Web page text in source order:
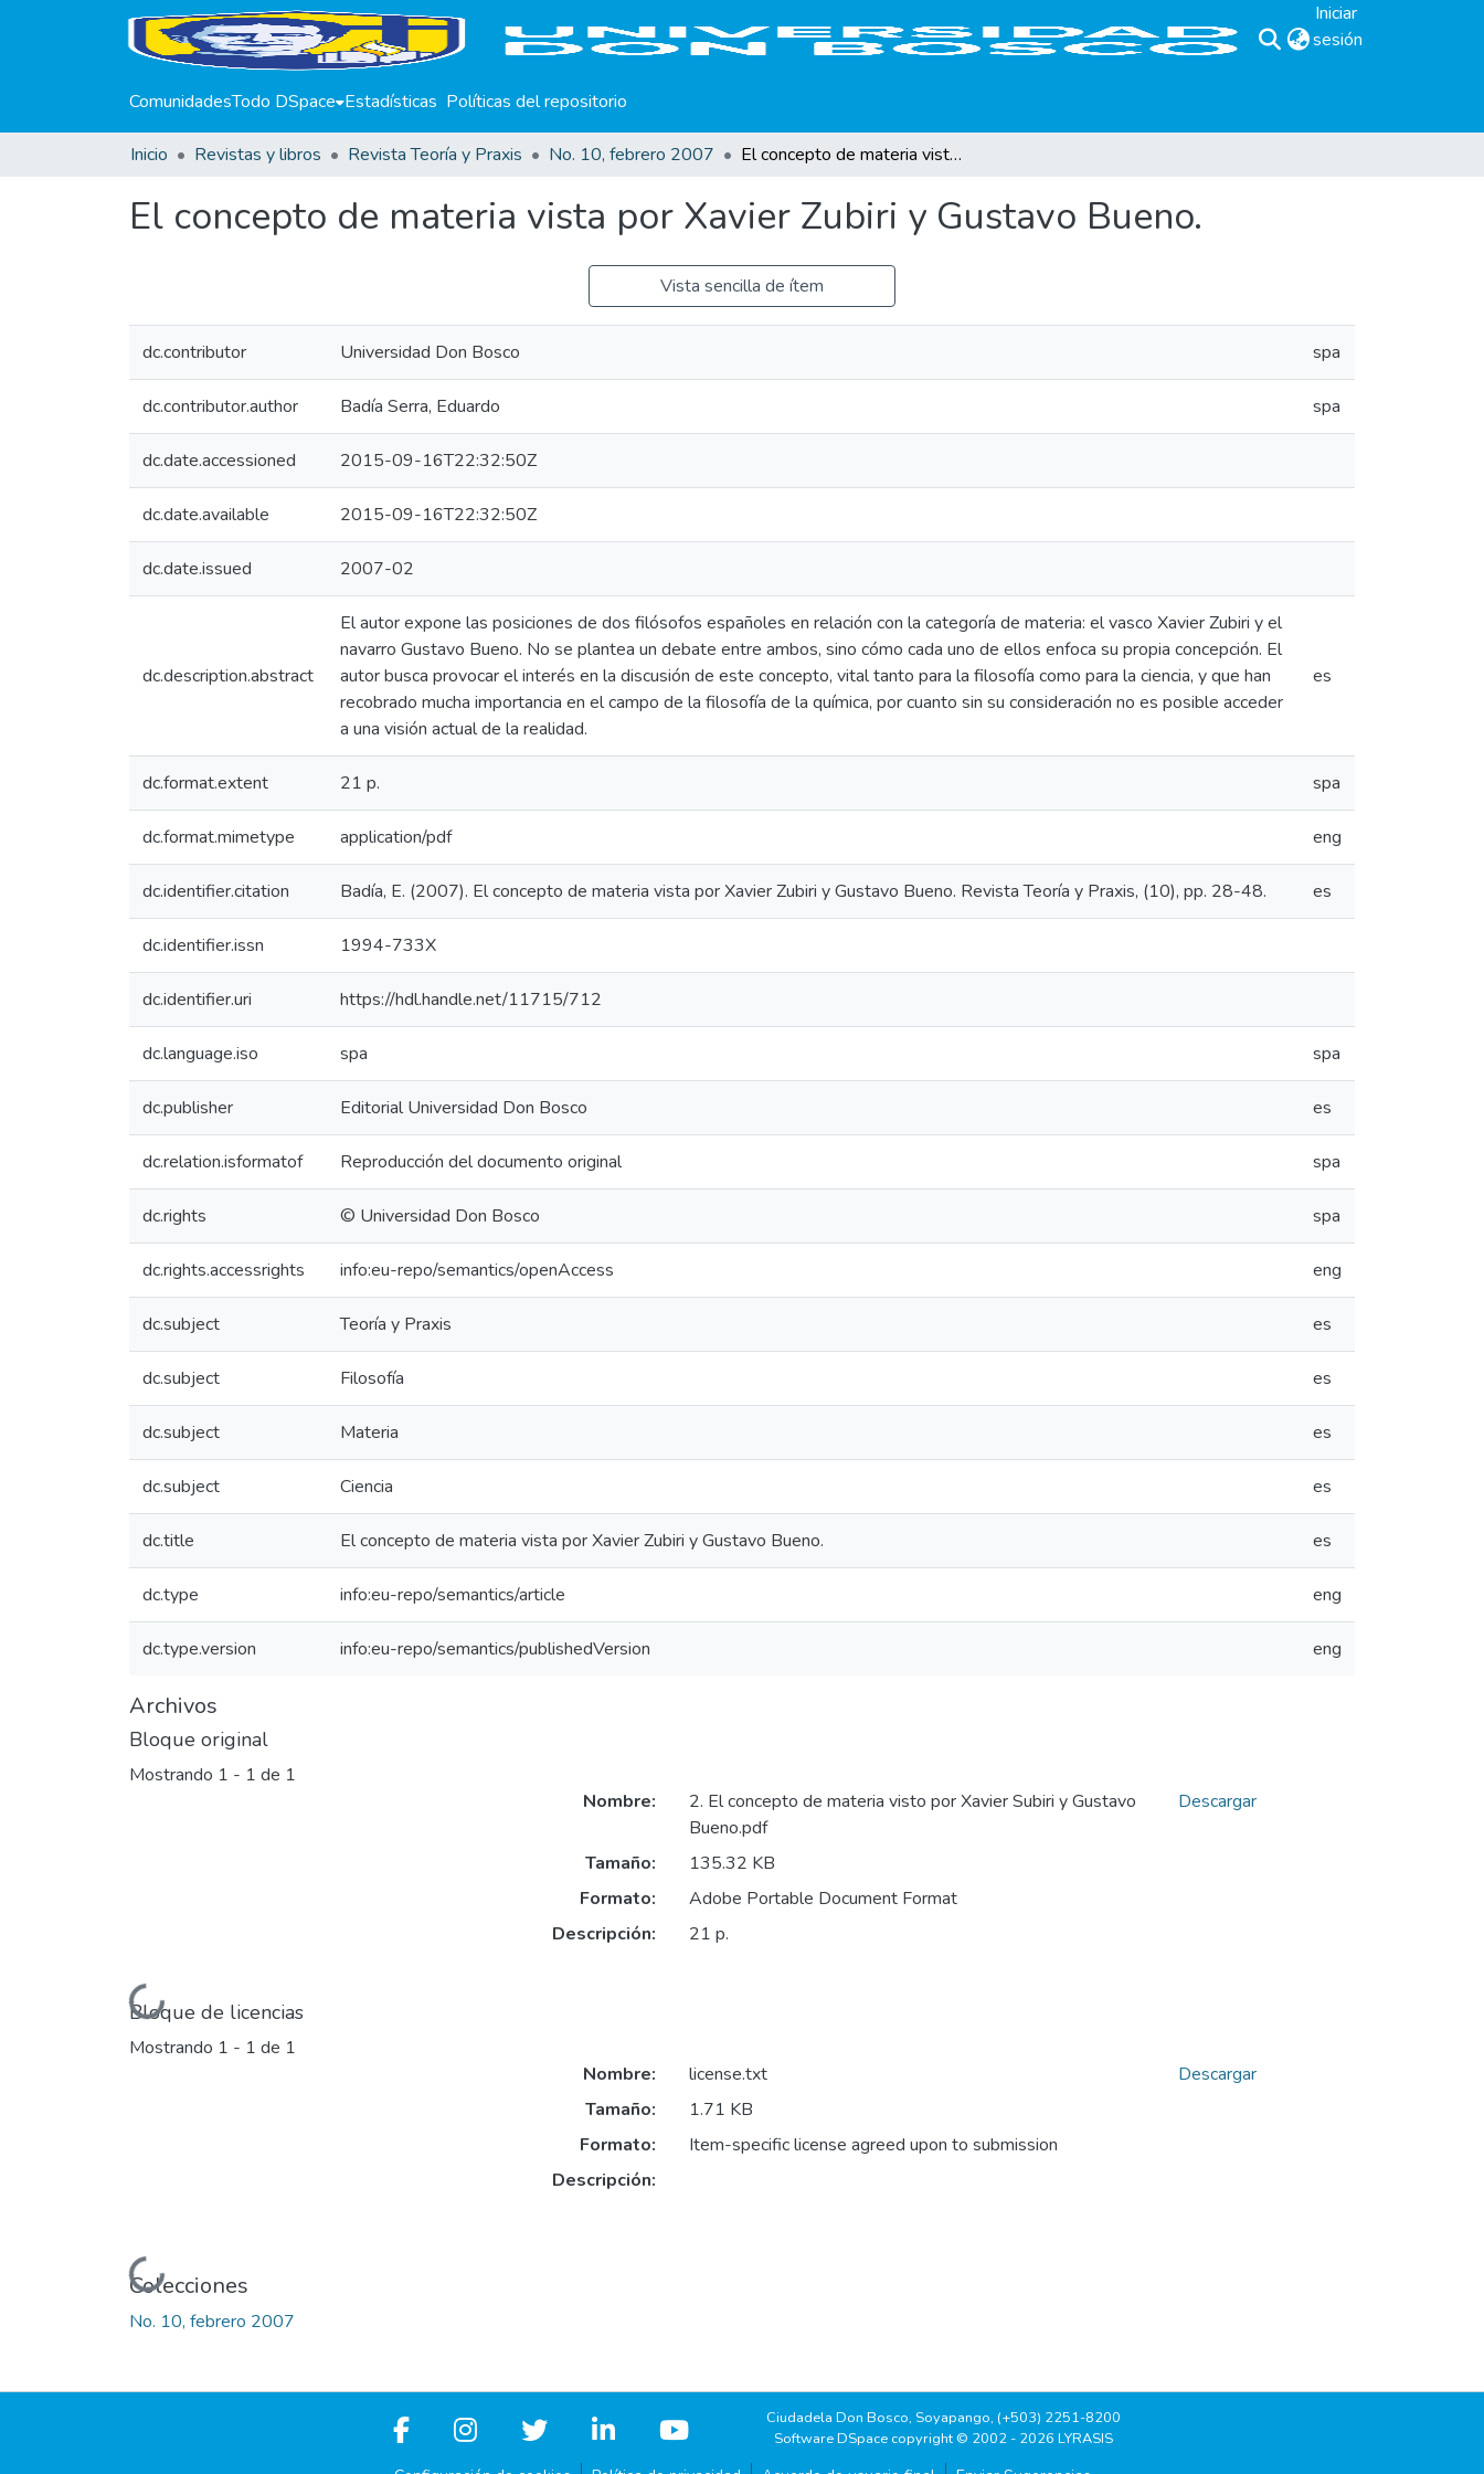
Iniciar
sesión
ComunidadesTodo DSpace Estadísticas Políticas del repositorio
Inicio Revistas y libros Revista Teoría y Praxis No. 10, febrero 2007 El concepto de materia vista por Xavier Zubiri y Gustavo Bueno.
El concepto de materia vista por Xavier Zubiri y Gustavo Bueno.
Vista sencilla de ítem
dc.contributor Universidad Don Bosco spa
dc.contributor.author Badía Serra, Eduardo spa
dc.date.accessioned 2015-09-16T22:32:50Z
dc.date.available 2015-09-16T22:32:50Z
dc.date.issued 2007-02
dc.description.abstract
El autor expone las posiciones de dos filósofos españoles en relación con la categoría de materia: el vasco Xavier Zubiri y el
navarro Gustavo Bueno. No se plantea un debate entre ambos, sino cómo cada uno de ellos enfoca su propia concepción. El
autor busca provocar el interés en la discusión de este concepto, vital tanto para la filosofía como para la ciencia, y que han
recobrado mucha importancia en el campo de la filosofía de la química, por cuanto sin su consideración no es posible acceder
a una visión actual de la realidad.
es
dc.format.extent 21 p. spa
dc.format.mimetype application/pdf eng
dc.identifier.citation Badía, E. (2007). El concepto de materia vista por Xavier Zubiri y Gustavo Bueno. Revista Teoría y Praxis, (10), pp. 28-48. es
dc.identifier.issn 1994-733X
dc.identifier.uri https://hdl.handle.net/11715/712
dc.language.iso spa spa
dc.publisher Editorial Universidad Don Bosco es
dc.relation.isformatof Reproducción del documento original spa
dc.rights © Universidad Don Bosco spa
dc.rights.accessrights info:eu-repo/semantics/openAccess eng
dc.subject Teoría y Praxis es
dc.subject Filosofía es
dc.subject Materia es
dc.subject Ciencia es
dc.title El concepto de materia vista por Xavier Zubiri y Gustavo Bueno. es
dc.type info:eu-repo/semantics/article eng
dc.type.version info:eu-repo/semantics/publishedVersion eng
Archivos
Bloque original
Mostrando 1 - 1 de 1
Cargando...
Nombre:
2. El concepto de materia visto por Xavier Subiri y Gustavo
Bueno.pdf
Tamaño:
135.32 KB
Formato:
Adobe Portable Document Format
Descripción:
21 p.
Descargar
Bloque de licencias
Mostrando 1 - 1 de 1
Cargando...
Nombre:
license.txt
Tamaño:
1.71 KB
Formato:
Item-specific license agreed upon to submission
Descripción:
Descargar
Colecciones
No. 10, febrero 2007
Ciudadela Don Bosco, Soyapango, (+503) 2251-8200
Software DSpace copyright © 2002 - 2026 LYRASIS